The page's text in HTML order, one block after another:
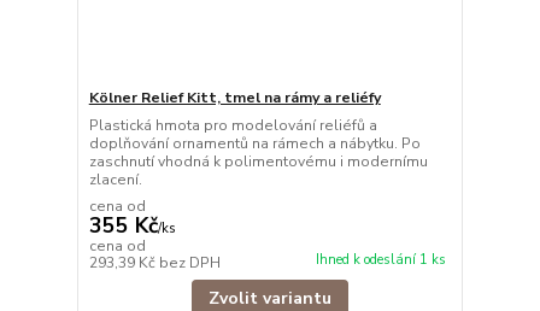
Kölner Relief Kitt, tmel na rámy a reliéfy
Plastická hmota pro modelování reliéfů a
doplňování ornamentů na rámech a nábytku. Po
zaschnutí vhodná k polimentovému i modernímu
zlacení.
cena od
355 Kč/ks
cena od
293,39 Kč bez DPH Ihned k odeslání 1 ks
Zvolit variantu